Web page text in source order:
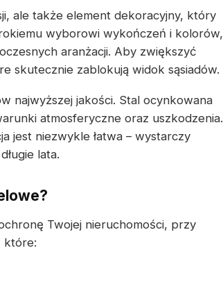
ale także element dekoracyjny, który
wyborowi wykończeń i kolorów,
aranżacji. Aby zwiększyć
skutecznie zablokują widok sąsiadów.
najwyższej jakości. Stal ocynkowana
atmosferyczne oraz uszkodzenia.
jest niezwykle łatwa – wystarczy
lata.
Twojej nieruchomości, przy
które: